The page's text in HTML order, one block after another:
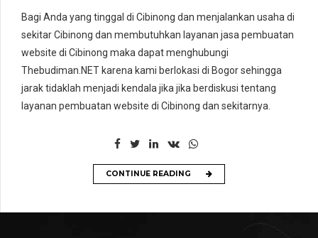
Bagi Anda yang tinggal di Cibinong dan menjalankan usaha di
sekitar Cibinong dan membutuhkan layanan jasa pembuatan
website di Cibinong maka dapat menghubungi
Thebudiman.NET karena kami berlokasi di Bogor sehingga
jarak tidaklah menjadi kendala jika jika berdiskusi tentang
layanan pembuatan website di Cibinong dan sekitarnya.
CONTINUE READING